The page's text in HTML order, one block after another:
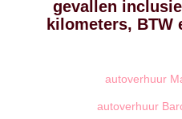
gevallen
kilometers, BTW
autoverhuur
autoverhuur